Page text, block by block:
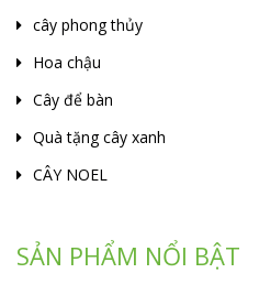
cây phong thủy
Hoa chậu
Cây để bàn
Quà tặng cây xanh
CÂY NOEL
SẢN PHẨM NỔI BẬT